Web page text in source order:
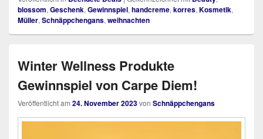
blossom,Geschenk,Gewinnspiel,handcreme,korres,Kosmetik,
Müller,Schnäppchengans,weihnachten
Winter Wellness Produkte
Gewinnspiel von Carpe Diem!
Veröffentlicht am 24. November 2023von Schnäppchengans